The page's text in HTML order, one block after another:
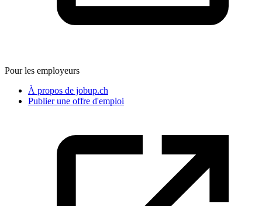
Pour les employeurs
À propos de jobup.ch
Publier une offre d'emploi